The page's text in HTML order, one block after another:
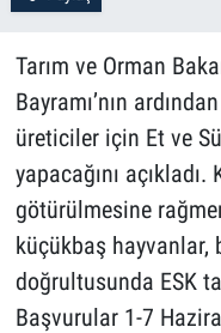
Tarım ve Orman
Bayramı’nın
üreticiler için Et ve
yapacağını
götürülmesine
küçükbaş hayvanlar,
doğrultusunda ESK
Başvurular 1-7